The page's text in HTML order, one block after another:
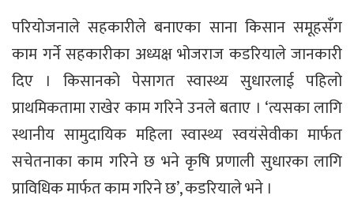
परियोजनाले सहकारीले बनाएका साना किसान समूहसँग
काम गर्ने सहकारीका अध्यक्ष भोजराज कडरियाले जानकारी
दिए । किसानको पेसागत स्वास्थ्य सुधारलाई पहिलो
प्राथमिकतामा राखेर काम गरिने उनले बताए । ‘त्यसका लागि
स्थानीय सामुदायिक महिला स्वास्थ्य स्वयंसेवीका मार्फत
सचेतनाका काम गरिने छ भने कृषि प्रणाली सुधारका लागि
प्राविधिक मार्फत काम गरिने छ’, कडरियाले भने ।